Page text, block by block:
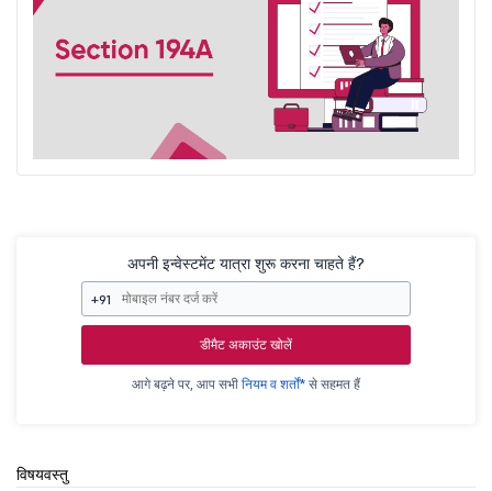
अपनी इन्वेस्टमेंट यात्रा शुरू करना चाहते हैं?
+91
डीमैट अकाउंट खोलें
आगे बढ़ने पर, आप सभी नियम व शर्तों* से सहमत हैं
विषयवस्तु